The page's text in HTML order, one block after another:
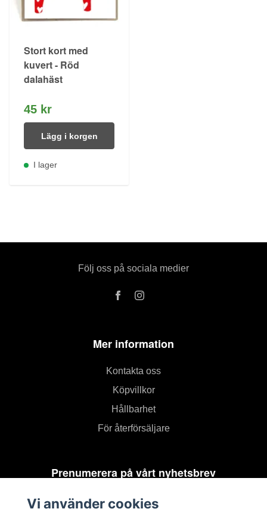
Stort kort med
kuvert - Röd
dalahäst
45 kr
Lägg i korgen
I lager
Följ oss på sociala medier
Mer information
Kontakta oss
Köpvillkor
Hållbarhet
För återförsäljare
Prenumerera på vårt nyhetsbrev
Vi använder cookies